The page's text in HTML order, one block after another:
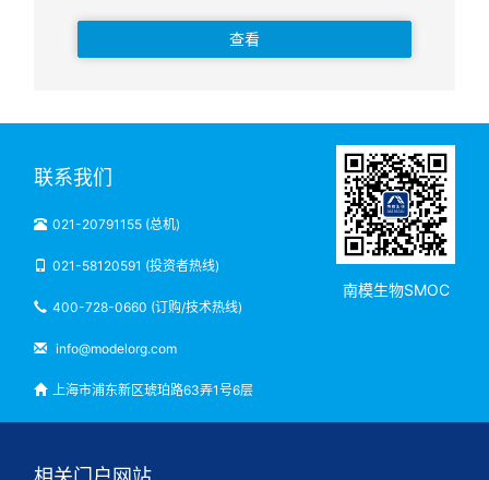
查看
联系我们
021-20791155 (总机)
021-58120591 (投资者热线)
400-728-0660 (订购/技术热线)
info@modelorg.com
上海市浦东新区琥珀路63弄1号6层
南模生物SMOC